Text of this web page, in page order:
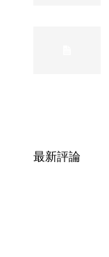
最新評論